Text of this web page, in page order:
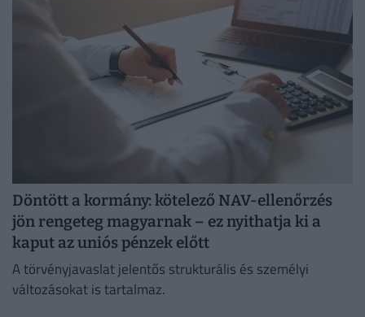
Döntött a kormány: kötelező NAV-ellenőrzés
jön rengeteg magyarnak – ez nyithatja ki a
kaput az uniós pénzek előtt
A törvényjavaslat jelentős strukturális és személyi
változásokat is tartalmaz.